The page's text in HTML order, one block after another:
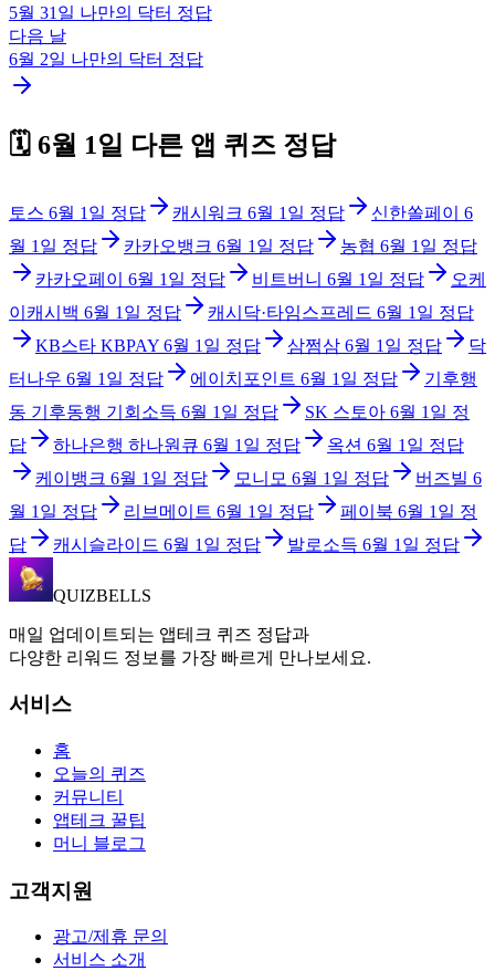
5월 31일 나만의 닥터 정답
다음 날
6월 2일 나만의 닥터 정답
🗓️ 6월 1일 다른 앱 퀴즈 정답
토스 6월 1일 정답 캐시워크 6월 1일 정답 신한쏠페이
6
월 1일 정답 카카오뱅크 6월 1일 정답 농협 6월 1일 정답
카카오페이
6월 1일 정답 비트버니 6월 1일 정답
오케
이캐시백 6월 1일 정답 캐시닥·타임스프레드 6월 1일 정답
KB스타 KBPAY 6월 1일 정답 삼쩜삼 6월 1일 정답
닥
터나우 6월 1일 정답 에이치포인트 6월 1일 정답
기후행
동 기후동행 기회소득 6월 1일 정답 SK 스토아 6월 1일 정
답
하나은행 하나원큐 6월 1일 정답 옥션 6월 1일 정답
케이뱅크 6월 1일 정답 모니모 6월 1일 정답 버즈빌 6
월 1일 정답 리브메이트 6월 1일 정답 페이북 6월 1일 정
답
캐시슬라이드 6월 1일 정답 발로소득 6월 1일 정답
QUIZBELLS
매일 업데이트되는 앱테크 퀴즈 정답과
다양한 리워드 정보를 가장 빠르게 만나보세요.
서비스
홈
오늘의 퀴즈
커뮤니티
앱테크 꿀팁
머니 블로그
고객지원
광고/제휴 문의
서비스 소개